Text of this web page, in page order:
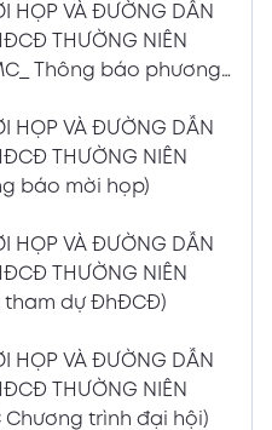
Đơn từ nhiệm vị trí
Hồng Oanh
ĐHĐCĐ thường niên
Xem PDF
TRỊ NĂM 2023
Xem PDF
HỌP VÀ ĐƯỜNG DẪN
THƯỜNG NIÊN
Thông báo phương
HỌP VÀ ĐƯỜNG DẪN
THƯỜNG NIÊN
báo mời họp)
HỌP VÀ ĐƯỜNG DẪN
THƯỜNG NIÊN
tham dự ĐhĐCĐ)
HỌP VÀ ĐƯỜNG DẪN
THƯỜNG NIÊN
Chương trình đại hội)